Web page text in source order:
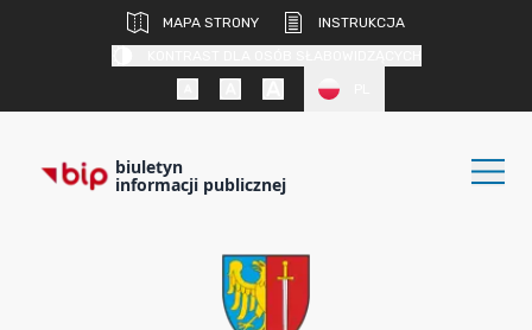
MAPA STRONY
INSTRUKCJA
biuletyn
informacji publicznej